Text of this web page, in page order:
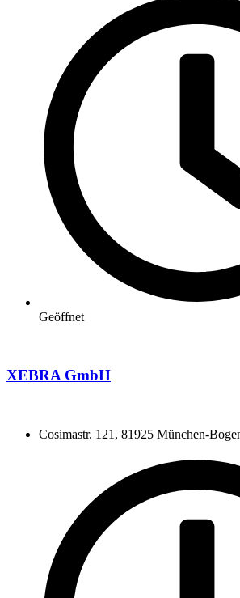
Geöffnet
XEBRA GmbH
Cosimastr. 121, 81925 München-